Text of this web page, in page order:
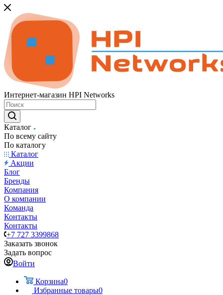
Интернет-магазин HPI Networks
Каталог
По всему сайту
По каталогу
Каталог
Акции
Блог
Бренды
Компания
О компании
Команда
Контакты
Контакты
+7 727 3399868
Заказать звонок
Задать вопрос
Войти
Корзина0
Избранные товары0